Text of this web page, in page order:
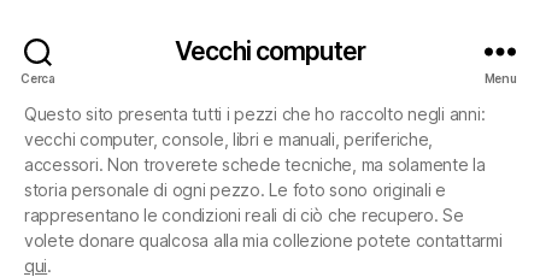
Cerca
Vecchi computer
Menu
Questo sito presenta tutti i pezzi che ho raccolto negli anni:
vecchi computer, console, libri e manuali, periferiche,
accessori. Non troverete schede tecniche, ma solamente la
storia personale di ogni pezzo. Le foto sono originali e
rappresentano le condizioni reali di ciò che recupero. Se
volete donare qualcosa alla mia collezione potete contattarmi
qui.